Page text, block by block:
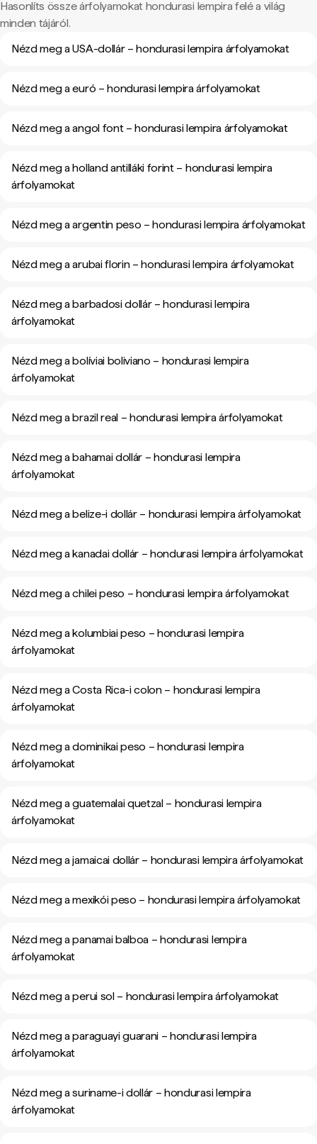
Hasonlíts össze árfolyamokat hondurasi lempira felé a világ
minden tájáról.
Nézd meg a USA-dollár – hondurasi lempira árfolyamokat
Nézd meg a euró – hondurasi lempira árfolyamokat
Nézd meg a angol font – hondurasi lempira árfolyamokat
Nézd meg a holland antilláki forint – hondurasi lempira
árfolyamokat
Nézd meg a argentin peso – hondurasi lempira árfolyamokat
Nézd meg a arubai florin – hondurasi lempira árfolyamokat
Nézd meg a barbadosi dollár – hondurasi lempira
árfolyamokat
Nézd meg a bolíviai boliviano – hondurasi lempira
árfolyamokat
Nézd meg a brazil real – hondurasi lempira árfolyamokat
Nézd meg a bahamai dollár – hondurasi lempira
árfolyamokat
Nézd meg a belize-i dollár – hondurasi lempira árfolyamokat
Nézd meg a kanadai dollár – hondurasi lempira árfolyamokat
Nézd meg a chilei peso – hondurasi lempira árfolyamokat
Nézd meg a kolumbiai peso – hondurasi lempira
árfolyamokat
Nézd meg a Costa Rica-i colon – hondurasi lempira
árfolyamokat
Nézd meg a dominikai peso – hondurasi lempira
árfolyamokat
Nézd meg a guatemalai quetzal – hondurasi lempira
árfolyamokat
Nézd meg a jamaicai dollár – hondurasi lempira árfolyamokat
Nézd meg a mexikói peso – hondurasi lempira árfolyamokat
Nézd meg a panamai balboa – hondurasi lempira
árfolyamokat
Nézd meg a perui sol – hondurasi lempira árfolyamokat
Nézd meg a paraguayi guarani – hondurasi lempira
árfolyamokat
Nézd meg a suriname-i dollár – hondurasi lempira
árfolyamokat